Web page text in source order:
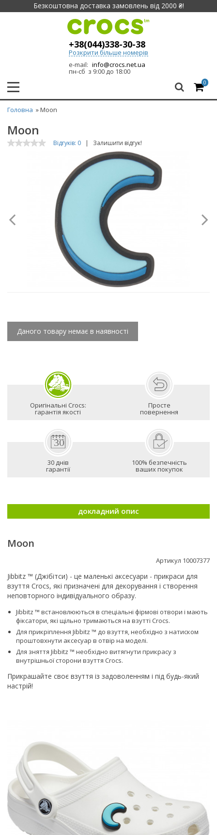
Безкоштовна доставка замовлень від 2000 ₴!
+38(044)338-30-38
Розкрити більше номерів
e-mail: info@crocs.net.ua
пн-сб з 9:00 до 18:00
0
Головна » Moon
Moon
Відгуків: 0 | Залишити відгук!
Даного товару немає в наявності
Оригінальні Crocs:
гарантія якості
Просте
повернення
30 днів
гарантії
100% безпечність
ваших покупок
докладний опис
Moon
Артикул 10007377
Jibbitz ™ (Джібітси) - це маленькі аксесуари - прикраси для
взуття Crocs, які призначені для декорування і створення
неповторного індивідуального образу.
Jibbitz ™ встановлюються в спеціальні фірмові отвори і мають
фіксатори, які щільно тримаються на взутті Сrocs.
Для прикріплення Jibbitz ™ до взуття, необхідно з натиском
проштовхнути аксесуар в отвір на моделі.
Для зняття Jibbitz ™ необхідно витягнути прикрасу з
внутрішньої сторони взуття Сrocs.
Прикрашайте своє взуття із задоволенням і під будь-який
настрій!